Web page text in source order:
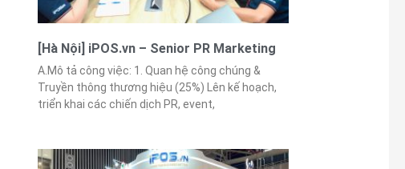
[Hà Nội] iPOS.vn – Senior PR Marketing
A.Mô tả công việc: 1. Quan hệ công chúng &
Truyền thông thương hiệu (25%) Lên kế hoạch,
triển khai các chiến dịch PR, event,